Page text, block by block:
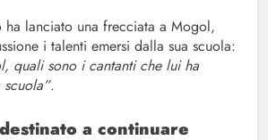
lanciato una frecciata a Mogol,
i talenti emersi dalla sua scuola:
quali sono i cantanti che lui ha
.
a continuare